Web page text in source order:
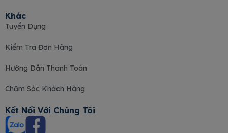
Khác
Tuyển Dụng
Kiểm Tra Đơn Hàng
Hướng Dẫn Thanh Toán
Chăm Sóc Khách Hàng
Kết Nối Với Chúng Tôi